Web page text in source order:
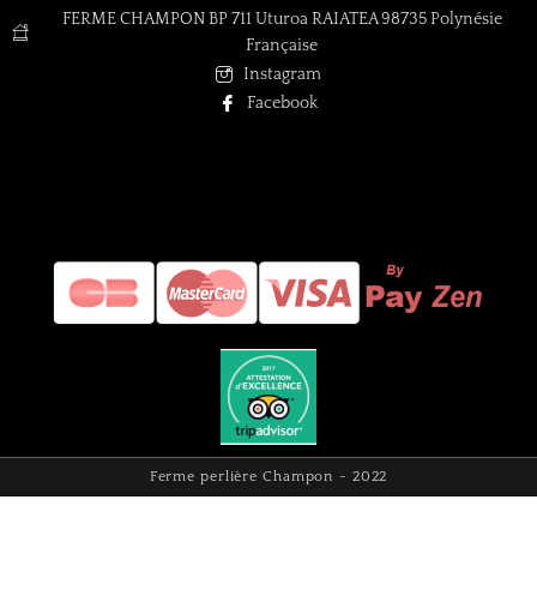
FERME CHAMPON BP 711 Uturoa RAIATEA 98735 Polynésie
Française
Instagram
Facebook
Ferme perlière Champon - 2022